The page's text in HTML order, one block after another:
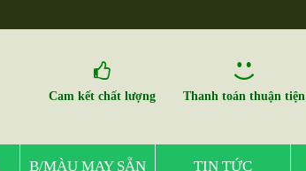
Cam kết chất lượng Thanh toán thuận tiện
B/MÀU MAY SẴN TIN TỨC